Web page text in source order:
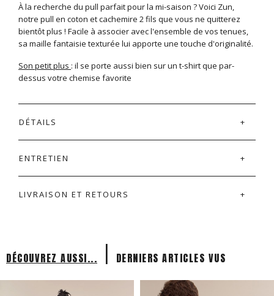
À la recherche du pull parfait pour la mi-saison ? Voici Zun,
notre pull en coton et cachemire 2 fils que vous ne quitterez
bientôt plus ! Facile à associer avec l'ensemble de vos tenues,
sa maille fantaisie texturée lui apporte une touche d'originalité.
Son petit plus : il se porte aussi bien sur un t-shirt que par-
dessus votre chemise favorite
DÉTAILS
ENTRETIEN
LIVRAISON ET RETOURS
DÉCOUVREZ AUSSI... | DERNIERS ARTICLES VUS